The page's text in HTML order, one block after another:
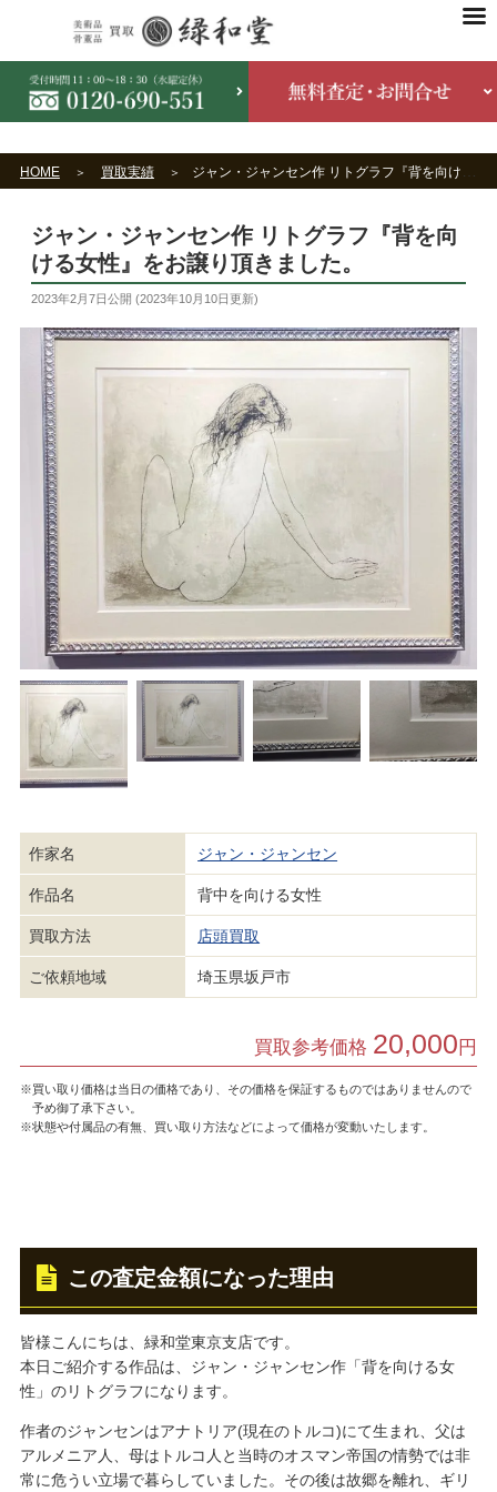
HOME 買取実績 ジャン・ジャンセン作 リトグラフ『背を向ける女性』をお譲り頂きました。
ジャン・ジャンセン作 リトグラフ『背を向
ける女性』をお譲り頂きました。
2023年2月7日公開 (2023年10月10日更新)
作家名 ジャン・ジャンセン
作品名 背中を向ける女性
買取方法 店頭買取
ご依頼地域 埼玉県坂戸市
買取参考価格 20,000 円
※買い取り価格は当日の価格であり、その価格を保証するものではありませんので
予め御了承下さい。
※状態や付属品の有無、買い取り方法などによって価格が変動いたします。
この査定金額になった理由
皆様こんにちは、緑和堂東京支店です。
本日ご紹介する作品は、ジャン・ジャンセン作「背を向ける女
性」のリトグラフになります。
作者のジャンセンはアナトリア(現在のトルコ)にて生まれ、父は
アルメニア人、母はトルコ人と当時のオスマン帝国の情勢では非
常に危うい立場で暮らしていました。その後は故郷を離れ、ギリ